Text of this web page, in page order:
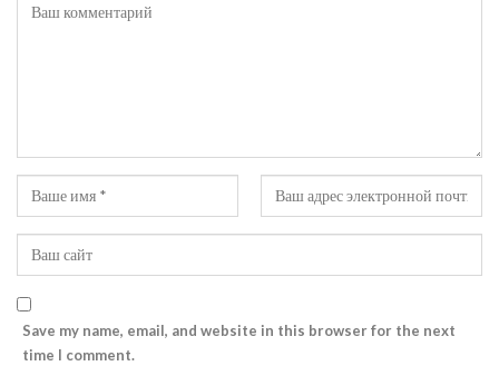
Save my name, email, and website in this browser for the next
time I comment.